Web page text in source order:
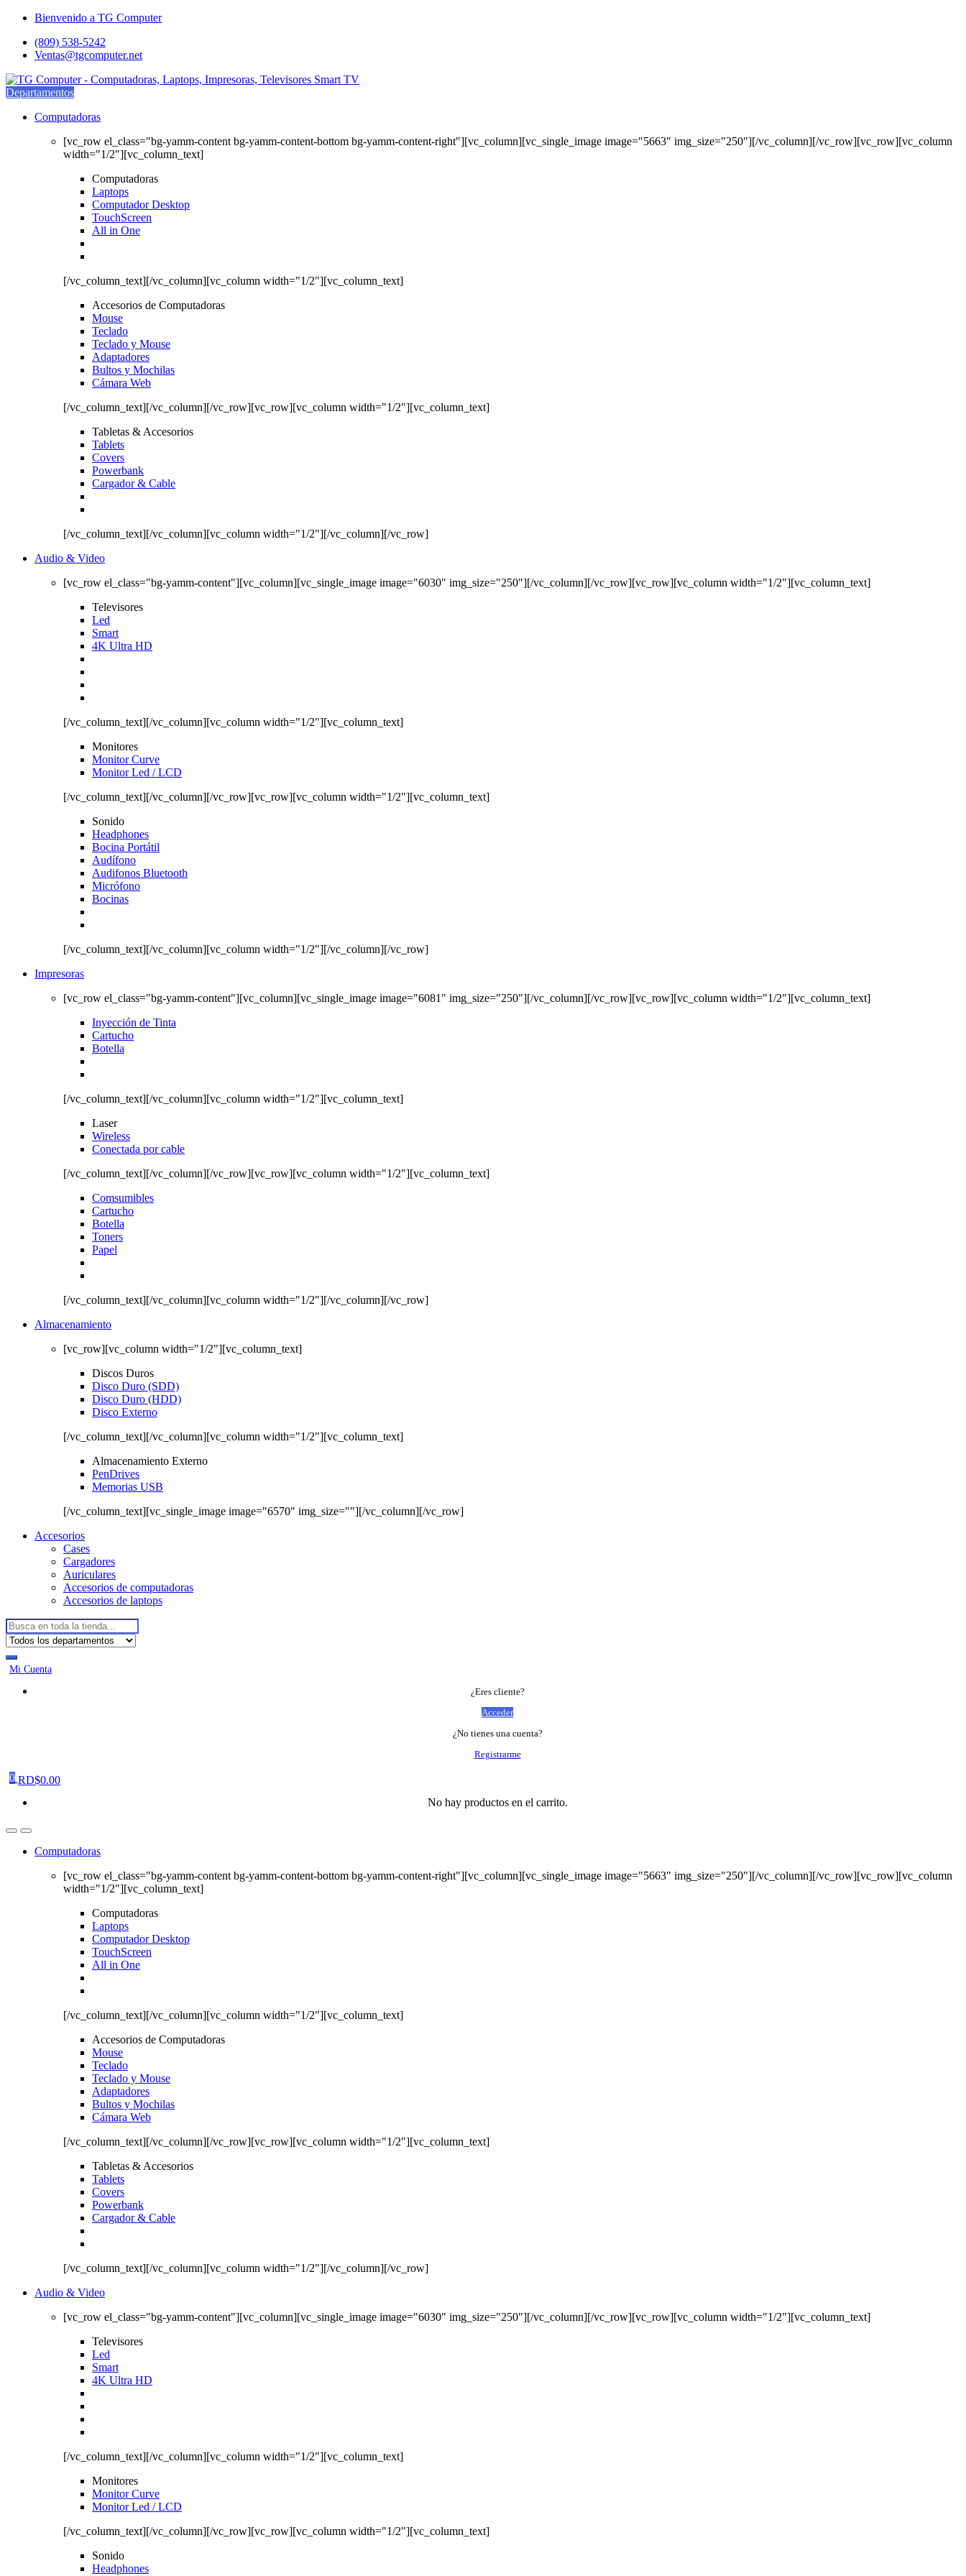
Saltar
navegación
saltar
contenido
Bienvenido a TG Computer
(809) 538-5242
Ventas@tgcomputer.net
Departamentos
Computadoras
[vc_row el_class="bg-yamm-content bg-yamm-content-bottom bg-yamm-content-right"][vc_column][vc_single_image image="5663" img_size="250"][/vc_column][/vc_row][vc_row][vc_column
width="1/2"][vc_column_text]
Computadoras
Laptops
Computador Desktop
TouchScreen
All in One
[/vc_column_text][/vc_column][vc_column width="1/2"][vc_column_text]
Accesorios de Computadoras
Mouse
Teclado
Teclado y Mouse
Adaptadores
Bultos y Mochilas
Cámara Web
[/vc_column_text][/vc_column][/vc_row][vc_row][vc_column width="1/2"][vc_column_text]
Tabletas & Accesorios
Tablets
Covers
Powerbank
Cargador & Cable
[/vc_column_text][/vc_column][vc_column width="1/2"][/vc_column][/vc_row]
Audio & Video
[vc_row el_class="bg-yamm-content"][vc_column][vc_single_image image="6030" img_size="250"][/vc_column][/vc_row][vc_row][vc_column width="1/2"][vc_column_text]
Televisores
Led
Smart
4K Ultra HD
[/vc_column_text][/vc_column][vc_column width="1/2"][vc_column_text]
Monitores
Monitor Curve
Monitor Led / LCD
[/vc_column_text][/vc_column][/vc_row][vc_row][vc_column width="1/2"][vc_column_text]
Sonido
Headphones
Bocina Portátil
Audífono
Audifonos Bluetooth
Micrófono
Bocinas
[/vc_column_text][/vc_column][vc_column width="1/2"][/vc_column][/vc_row]
Impresoras
[vc_row el_class="bg-yamm-content"][vc_column][vc_single_image image="6081" img_size="250"][/vc_column][/vc_row][vc_row][vc_column width="1/2"][vc_column_text]
Inyección de Tinta
Cartucho
Botella
[/vc_column_text][/vc_column][vc_column width="1/2"][vc_column_text]
Laser
Wireless
Conectada por cable
[/vc_column_text][/vc_column][/vc_row][vc_row][vc_column width="1/2"][vc_column_text]
Comsumibles
Cartucho
Botella
Toners
Papel
[/vc_column_text][/vc_column][vc_column width="1/2"][/vc_column][/vc_row]
Almacenamiento
[vc_row][vc_column width="1/2"][vc_column_text]
Discos Duros
Disco Duro (SDD)
Disco Duro (HDD)
Disco Externo
[/vc_column_text][/vc_column][vc_column width="1/2"][vc_column_text]
Almacenamiento Externo
PenDrives
Memorias USB
[/vc_column_text][vc_single_image image="6570" img_size=""][/vc_column][/vc_row]
Accesorios
Cases
Cargadores
Auriculares
Accesorios de computadoras
Accesorios de laptops
Buscar:
Mi Cuenta
¿Eres cliente?
Acceder
¿No tienes una cuenta?
Registrarme
0 RD$0.00
No hay productos en el carrito.
Computadoras
[vc_row el_class="bg-yamm-content bg-yamm-content-bottom bg-yamm-content-right"][vc_column][vc_single_image image="5663" img_size="250"][/vc_column][/vc_row][vc_row][vc_column
width="1/2"][vc_column_text]
Computadoras
Laptops
Computador Desktop
TouchScreen
All in One
[/vc_column_text][/vc_column][vc_column width="1/2"][vc_column_text]
Accesorios de Computadoras
Mouse
Teclado
Teclado y Mouse
Adaptadores
Bultos y Mochilas
Cámara Web
[/vc_column_text][/vc_column][/vc_row][vc_row][vc_column width="1/2"][vc_column_text]
Tabletas & Accesorios
Tablets
Covers
Powerbank
Cargador & Cable
[/vc_column_text][/vc_column][vc_column width="1/2"][/vc_column][/vc_row]
Audio & Video
[vc_row el_class="bg-yamm-content"][vc_column][vc_single_image image="6030" img_size="250"][/vc_column][/vc_row][vc_row][vc_column width="1/2"][vc_column_text]
Televisores
Led
Smart
4K Ultra HD
[/vc_column_text][/vc_column][vc_column width="1/2"][vc_column_text]
Monitores
Monitor Curve
Monitor Led / LCD
[/vc_column_text][/vc_column][/vc_row][vc_row][vc_column width="1/2"][vc_column_text]
Sonido
Headphones